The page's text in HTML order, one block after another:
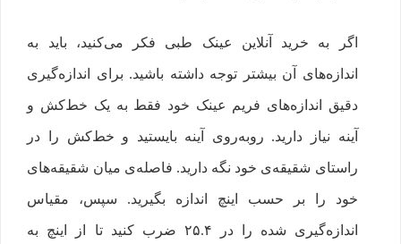
اگر به خرید آنلاین عینک طبی فکر می‌کنید، باید به
اندازه‌های آن بیشتر توجه داشته باشید. برای اندازه‌گیری
دقیق اندازه‌های فریم عینک خود فقط به یک خط‌کش و
آینه نیاز دارید. روبه‌روی آینه بایستید و خط‌کش را در
راستای شقیقه‌ی خود نگه دارید. فاصله‌ی میان شقیقه‌های
خود را بر حسب اینچ اندازه بگیرید. سپس، مقیاس
اندازه‌گیری شده را در ۲۵.۴ ضرب کنید تا از اینچ به